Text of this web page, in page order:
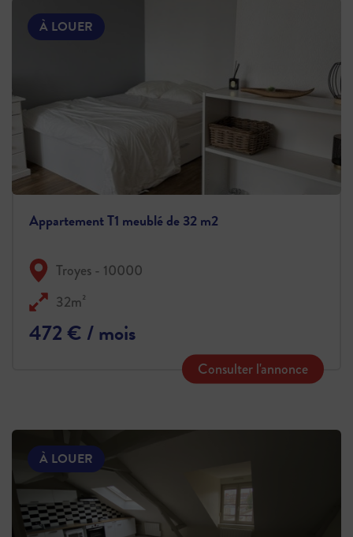
À LOUER
Appartement T1 meublé de 32 m2
Troyes - 10000
32m²
472 € / mois
Consulter l'annonce
À LOUER